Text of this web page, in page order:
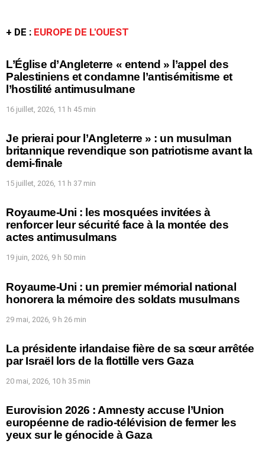
+ DE : EUROPE DE L'OUEST
L’Église d’Angleterre « entend » l’appel des
Palestiniens et condamne l’antisémitisme et
l’hostilité antimusulmane
16 juillet, 2026, 11 h 45 min
Je prierai pour l’Angleterre » : un musulman
britannique revendique son patriotisme avant la
demi-finale
15 juillet, 2026, 11 h 37 min
Royaume-Uni : les mosquées invitées à
renforcer leur sécurité face à la montée des
actes antimusulmans
19 juin, 2026, 9 h 50 min
Royaume-Uni : un premier mémorial national
honorera la mémoire des soldats musulmans
29 mai, 2026, 9 h 26 min
La présidente irlandaise fière de sa sœur arrêtée
par Israël lors de la flottille vers Gaza
20 mai, 2026, 10 h 35 min
Eurovision 2026 : Amnesty accuse l’Union
européenne de radio-télévision de fermer les
yeux sur le génocide à Gaza